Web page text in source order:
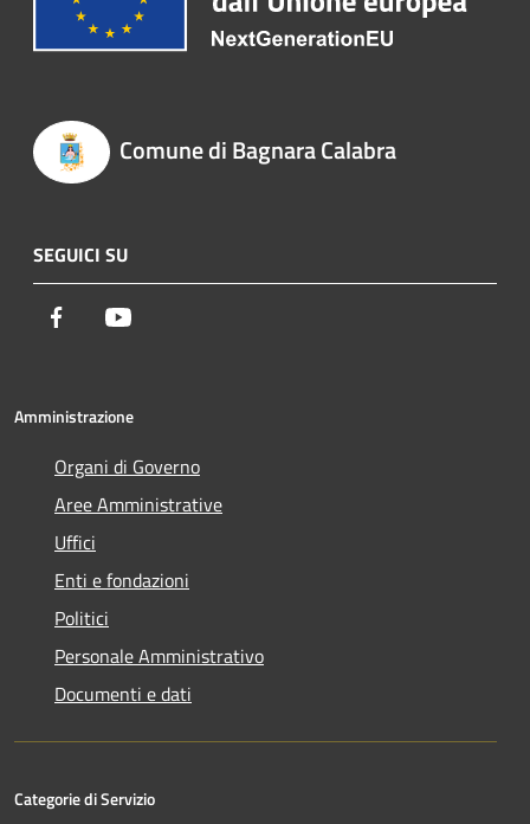
Comune di Bagnara Calabra
SEGUICI SU
Facebook
Amministrazione
Organi di Governo
Aree Amministrative
Uffici
Enti e fondazioni
Politici
Personale Amministrativo
Documenti e dati
Categorie di Servizio